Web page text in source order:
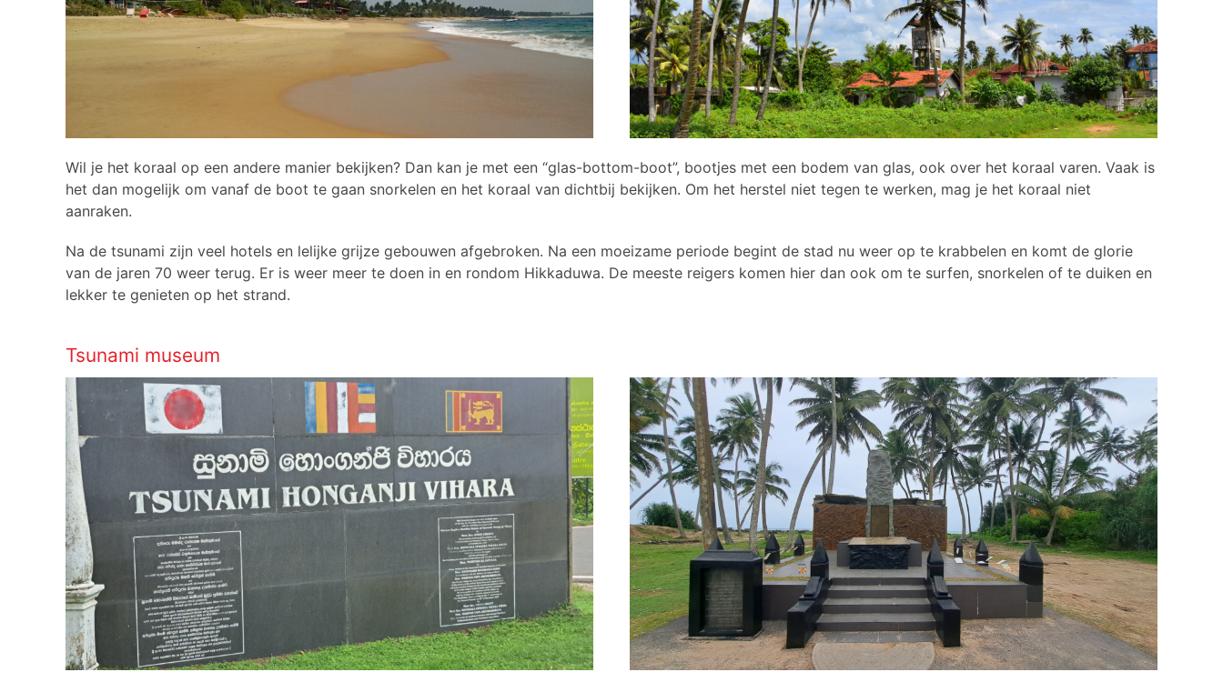
Wil je het koraal op een andere manier bekijken? Dan kan je met een “glas-bottom-boot”, bootjes met een bodem van glas, ook over het koraal varen. Vaak is
het dan mogelijk om vanaf de boot te gaan snorkelen en het koraal van dichtbij bekijken. Om het herstel niet tegen te werken, mag je het koraal niet
aanraken.
Na de tsunami zijn veel hotels en lelijke grijze gebouwen afgebroken. Na een moeizame periode begint de stad nu weer op te krabbelen en komt de glorie
van de jaren 70 weer terug. Er is weer meer te doen in en rondom Hikkaduwa. De meeste reigers komen hier dan ook om te surfen, snorkelen of te duiken en
lekker te genieten op het strand.
Tsunami museum